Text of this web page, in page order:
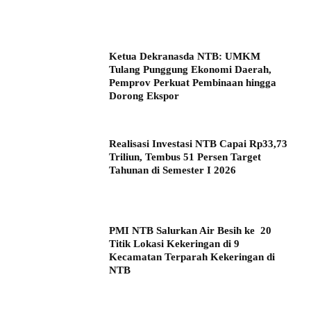
Ketua Dekranasda NTB: UMKM
Tulang Punggung Ekonomi Daerah,
Pemprov Perkuat Pembinaan hingga
Dorong Ekspor
Realisasi Investasi NTB Capai Rp33,73
Triliun, Tembus 51 Persen Target
Tahunan di Semester I 2026
PMI NTB Salurkan Air Besih ke 20
Titik Lokasi Kekeringan di 9
Kecamatan Terparah Kekeringan di
NTB